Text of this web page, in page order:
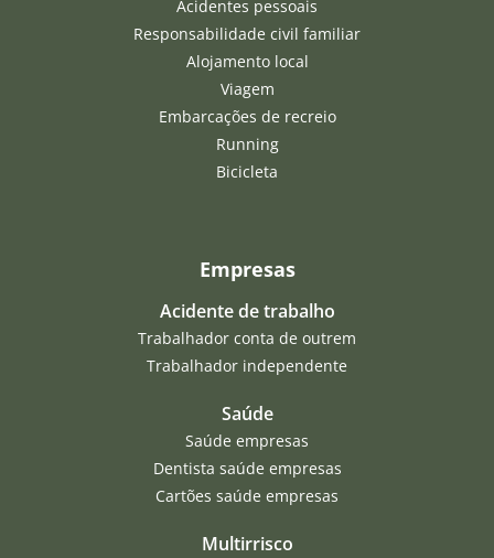
Acidentes pessoais
Responsabilidade civil familiar
Alojamento local
Viagem
Embarcações de recreio
Running
Bicicleta
Empresas
Acidente de trabalho
Trabalhador conta de outrem
Trabalhador independente
Saúde
Saúde empresas
Dentista saúde empresas
Cartões saúde empresas
Multirrisco